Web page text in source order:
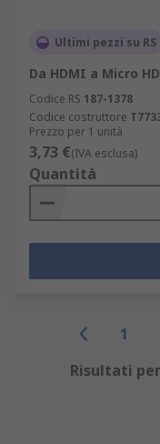
Ultimi pezzi su RS
Da HDMI a Micro
Codice RS 187-1378
Codice costruttore
Prezzo per 1 unità
3,73 €(IVA esclusa)
Quantità
1
Risultati